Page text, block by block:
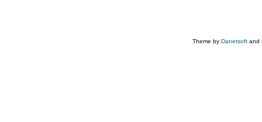
Theme by Danetsoft and